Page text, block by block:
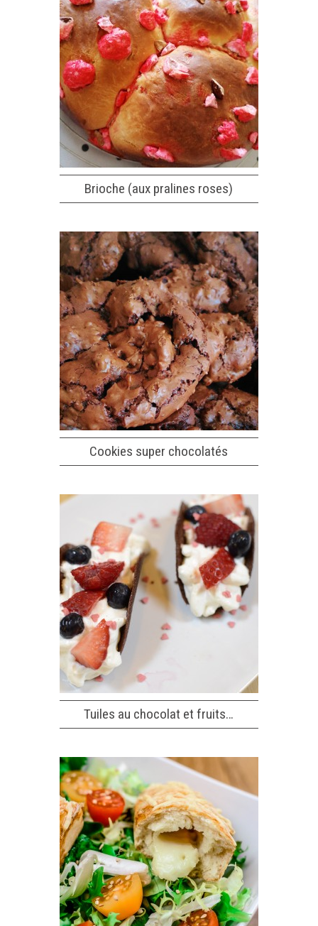
Brioche (aux pralines roses)
Cookies super chocolatés
Tuiles au chocolat et fruits…